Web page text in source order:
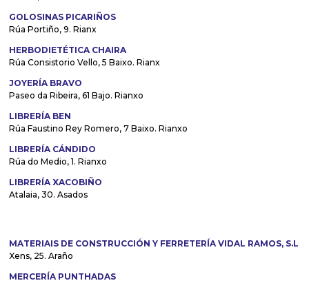
GOLOSINAS PICARIÑOS
Rúa Portiño, 9. Rianx
HERBODIETÉTICA CHAIRA
Rúa Consistorio Vello, 5 Baixo. Rianx
JOYERÍA BRAVO
Paseo da Ribeira, 61 Bajo. Rianxo
LIBRERÍA BEN
Rúa Faustino Rey Romero, 7 Baixo. Rianxo
LIBRERÍA CÁNDIDO
Rúa do Medio, 1. Rianxo
LIBRERÍA XACOBIÑO
Atalaia, 30. Asados
MATERIAIS DE CONSTRUCCIÓN Y FERRETERÍA VIDAL RAMOS, S.L
Xens, 25. Araño
MERCERÍA PUNTHADAS